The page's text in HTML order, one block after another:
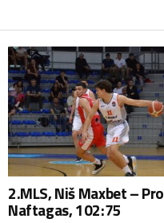
2.MLS, Niš Maxbet –
Naftagas, 102:75